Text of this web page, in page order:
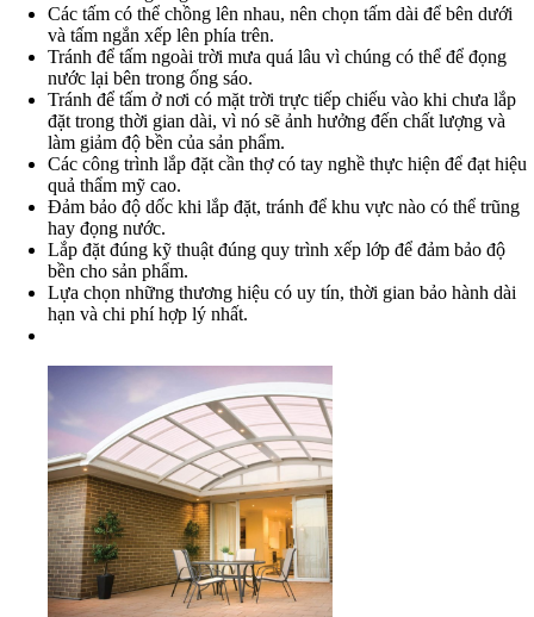
Các tấm có thể chồng lên nhau, nên chọn tấm dài để bên dưới
và tấm ngắn xếp lên phía trên.
Tránh để tấm ngoài trời mưa quá lâu vì chúng có thể để đọng
nước lại bên trong ống sáo.
Tránh để tấm ở nơi có mặt trời trực tiếp chiếu vào khi chưa lắp
đặt trong thời gian dài, vì nó sẽ ảnh hưởng đến chất lượng và
làm giảm độ bền của sản phẩm.
Các công trình lắp đặt cần thợ có tay nghề thực hiện để đạt hiệu
quả thẩm mỹ cao.
Đảm bảo độ dốc khi lắp đặt, tránh để khu vực nào có thể trũng
hay đọng nước.
Lắp đặt đúng kỹ thuật đúng quy trình xếp lớp để đảm bảo độ
bền cho sản phẩm.
Lựa chọn những thương hiệu có uy tín, thời gian bảo hành dài
hạn và chi phí hợp lý nhất.